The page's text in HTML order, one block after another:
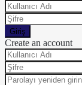
Giriş
Create an account